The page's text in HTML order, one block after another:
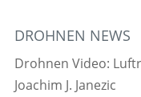
DROHNEN NEWS
Drohnen Video:
Joachim J. Janezic